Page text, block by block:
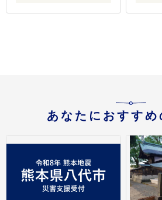
あなたにおすすめ